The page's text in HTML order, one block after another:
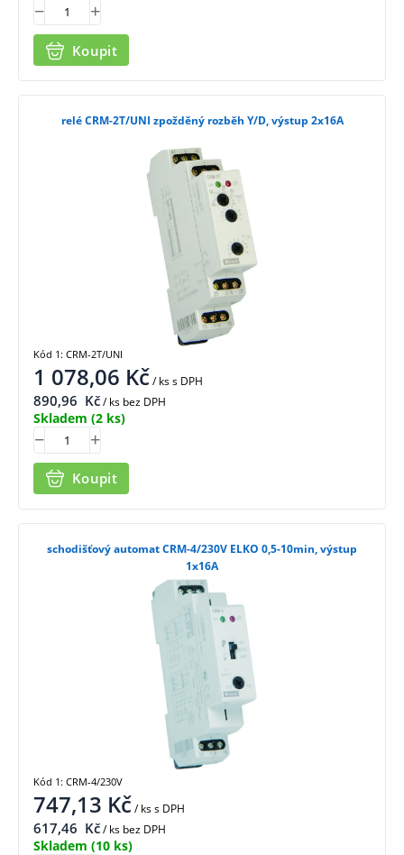
Koupit
relé CRM-2T/UNI zpožděný rozběh Y/D, výstup 2x16A
1 078,06 Kč/ kss DPH
890,96 Kč/ ks bez DPH
Skladem (2 ks)
Koupit
Kód 1: CRM-2T/UNI
schodišťový automat CRM-4/230V ELKO 0,5-10min, výstup
1x16A
747,13 Kč/ kss DPH
617,46 Kč/ ks bez DPH
Skladem (10 ks)
Kód 1: CRM-4/230V